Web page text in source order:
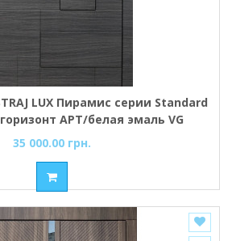
LUX Пирамис серии Standard
АРТ/белая эмаль VG
35 000.00 грн.